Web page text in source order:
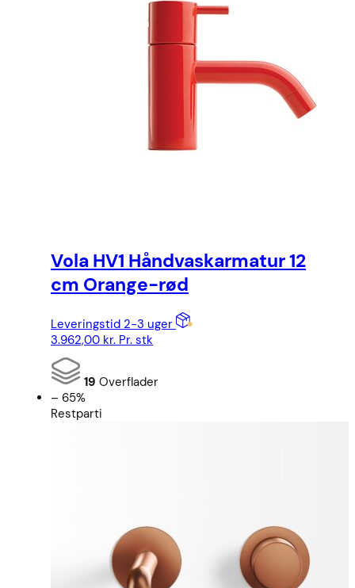
Vola HV1 Håndvaskarmatur 12
cm Orange-rød
Leveringstid 2-3 uger
3.962,00 kr. Pr. stk
19 Overflader
– 65%
Restparti